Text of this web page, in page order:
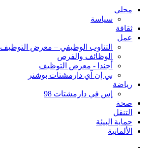
محلي
سياسة
ثقافة
عمل
التناوب الوظيفي – معرض التوظيف
الوظائف والفرص
أجندا - معرض التوظيف
بي إن آي دارمشتات بوشنر
رياضة
إس في دارمشتات 98
صحة
التنقل
حماية البيئة
الألمانية